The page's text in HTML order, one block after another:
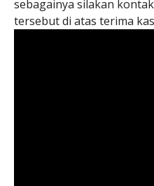
sebagainya silakan
tersebut di atas terima